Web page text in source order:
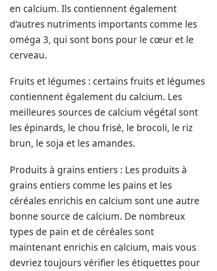
en calcium. Ils contiennent également
d’autres nutriments importants comme les
oméga 3, qui sont bons pour le cœur et le
cerveau.
Fruits et légumes : certains fruits et légumes
contiennent également du calcium. Les
meilleures sources de calcium végétal sont
les épinards, le chou frisé, le brocoli, le riz
brun, le soja et les amandes.
Produits à grains entiers : Les produits à
grains entiers comme les pains et les
céréales enrichis en calcium sont une autre
bonne source de calcium. De nombreux
types de pain et de céréales sont
maintenant enrichis en calcium, mais vous
devriez toujours vérifier les étiquettes pour